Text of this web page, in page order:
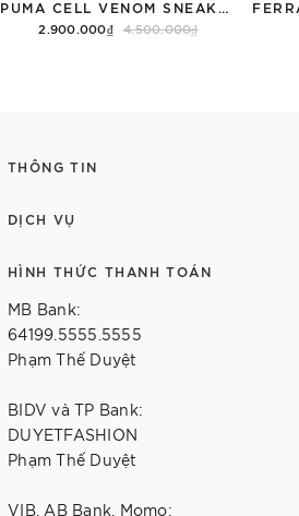
2.900.000₫ 4.500.000₫
THÔNG TIN
DỊCH VỤ
HÌNH THỨC THANH TOÁN
MB Bank:
64199.5555.5555
Phạm Thế Duyệt
BIDV và TP Bank:
DUYETFASHION
Phạm Thế Duyệt
VIB, AB Bank, Momo: